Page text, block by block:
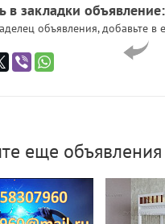
в закладки объявление:
объявления, добавьте
еще объявления